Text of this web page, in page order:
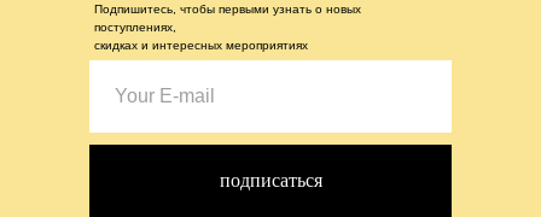
Подпишитесь, чтобы первыми узнать о новых
поступлениях,
скидках и интересных мероприятиях
подписаться